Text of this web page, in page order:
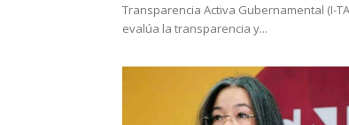
Transparencia Activa Gubernamental (I-
evalúa la transparencia y...